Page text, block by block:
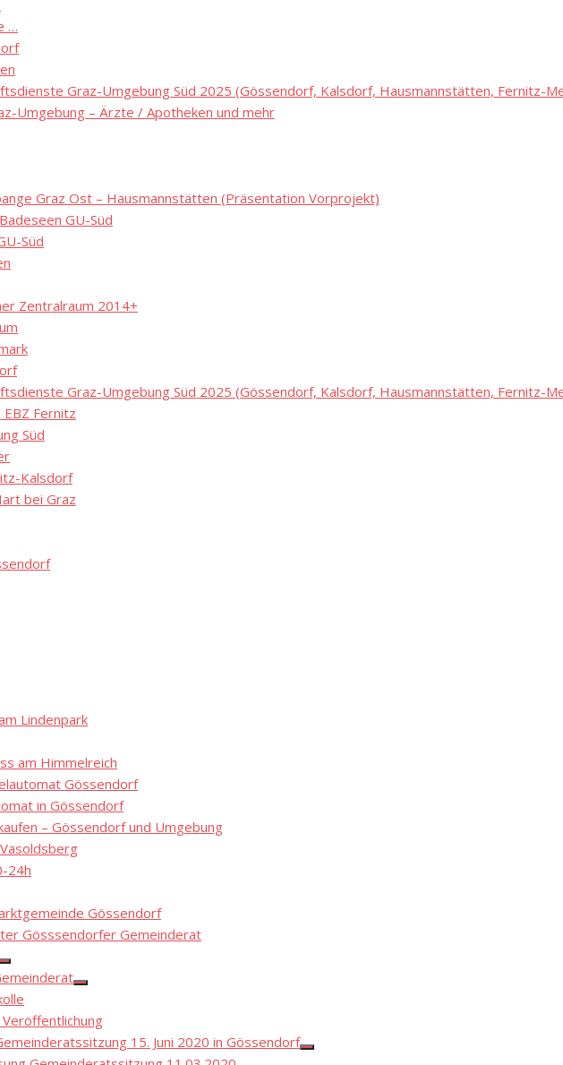
…
Graz-Umgebung Süd 2025 (Gössendorf, Kalsdorf, Hausmannstätten, Fernitz-
Umgebung – Ärzte / Apotheken und mehr
Graz Ost – Hausmannstätten (Präsentation Vorprojekt)
GU-Süd
Süd
Zentralraum 2014+
Graz-Umgebung Süd 2025 (Gössendorf, Kalsdorf, Hausmannstätten, Fernitz-
Fernitz
Süd
Kalsdorf
bei Graz
Lindenpark
am Himmelreich
Gössendorf
in Gössendorf
– Gössendorf und Umgebung
24h
Gössendorf
Gösssendorfer Gemeinderat
Show
sub
menu
Show
menu
15. Juni 2020 in Gössendorf
Show